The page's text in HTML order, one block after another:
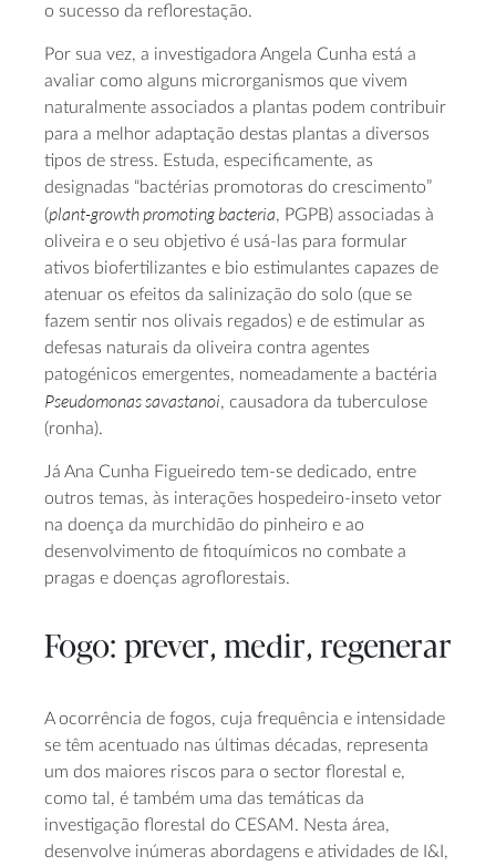
o sucesso da reflorestação.
Por sua vez, a investigadora Angela Cunha está a
avaliar como alguns microrganismos que vivem
naturalmente associados a plantas podem contribuir
para a melhor adaptação destas plantas a diversos
tipos de stress. Estuda, especificamente, as
designadas “bactérias promotoras do crescimento”
(plant-growth promoting bacteria, PGPB) associadas à
oliveira e o seu objetivo é usá-las para formular
ativos biofertilizantes e bio estimulantes capazes de
atenuar os efeitos da salinização do solo (que se
fazem sentir nos olivais regados) e de estimular as
defesas naturais da oliveira contra agentes
patogénicos emergentes, nomeadamente a bactéria
Pseudomonas savastanoi, causadora da tuberculose
(ronha).
Já Ana Cunha Figueiredo tem-se dedicado, entre
outros temas, às interações hospedeiro-inseto vetor
na doença da murchidão do pinheiro e ao
desenvolvimento de fitoquímicos no combate a
pragas e doenças agroflorestais.
Fogo: prever, medir, regenerar
A ocorrência de fogos, cuja frequência e intensidade
se têm acentuado nas últimas décadas, representa
um dos maiores riscos para o sector florestal e,
como tal, é também uma das temáticas da
investigação florestal do CESAM. Nesta área,
desenvolve inúmeras abordagens e atividades de I&I,